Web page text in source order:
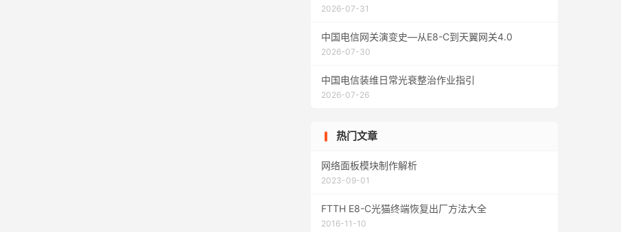
2026-07-31
中国电信网关演变史—从E8-C到天翼网关4.0
2026-07-30
中国电信装维日常光衰整治作业指引
2026-07-26
热门文章
网络面板模块制作解析
2023-09-01
FTTH E8-C光猫终端恢复出厂方法大全
2016-11-10